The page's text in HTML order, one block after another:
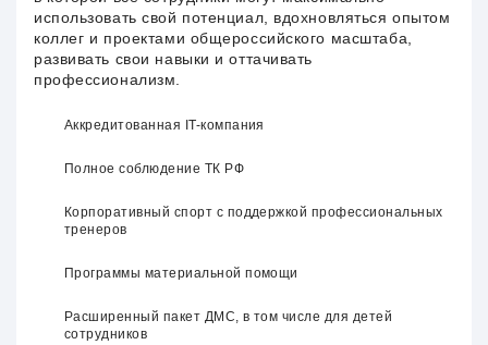
использовать свой потенциал, вдохновляться опытом
коллег и проектами общероссийского масштаба,
развивать свои навыки и оттачивать
профессионализм.
Аккредитованная IT-компания
Полное соблюдение ТК РФ
Корпоративный спорт с поддержкой профессиональных
тренеров
Программы материальной помощи
Расширенный пакет ДМС, в том числе для детей
сотрудников